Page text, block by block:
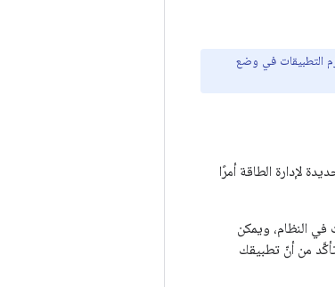
التطبيقات في وضع
لإدارة الطاقة أمرًا
النظام، ويمكن
من أنّ تطبيقك